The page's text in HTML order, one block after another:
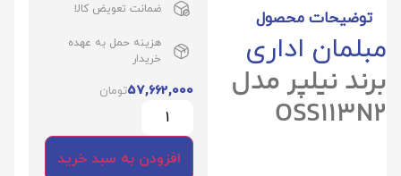
توضیحات محصول
مبلمان اداری
برند نیلپر مدل
OSS113N2
ضمانت تعویض کالا
هزینه حمل به عهده
خریدار
57,662,000تومان
افزودن به سبد خرید